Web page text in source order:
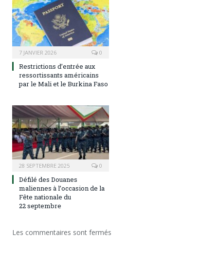
7 JANVIER 2026 0
Restrictions d’entrée aux
ressortissants américains
par le Mali et le Burkina Faso
28 SEPTEMBRE 2025 0
Défilé des Douanes
maliennes à l’occasion de la
Fête nationale du
22 septembre
Les commentaires sont fermés